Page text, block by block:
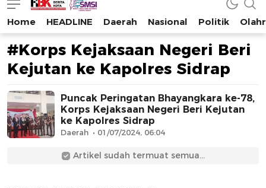
HarianBeritaKota
Mengabarkan Setiap Detil, Sudut, dan Cerita Kota
Home HEADLINE Daerah Nasional Politik
#Korps Kejaksaan Negeri Beri
Kejutan ke Kapolres Sidrap
Puncak Peringatan Bhayangkara ke-78,
Korps Kejaksaan Negeri Beri Kejutan
ke Kapolres Sidrap
Daerah 01/07/2024, 06:04
Artikel sudah termuat semua...